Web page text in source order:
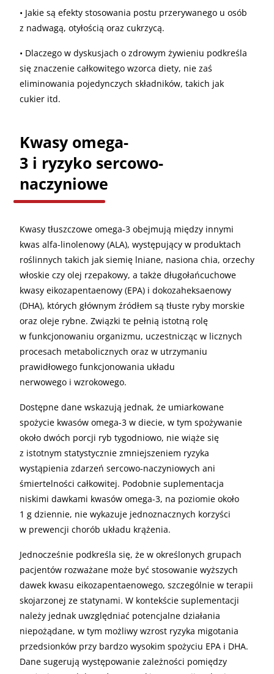
• Jakie są efekty stosowania postu przerywanego u osób
z nadwagą, otyłością oraz cukrzycą.
• Dlaczego w dyskusjach o zdrowym żywieniu podkreśla
się znaczenie całkowitego wzorca diety, nie zaś
eliminowania pojedynczych składników, takich jak
cukier itd.
Kwasy omega-
3 i ryzyko sercowo-
naczyniowe
Kwasy tłuszczowe omega-3 obejmują między innymi
kwas alfa-linolenowy (ALA), występujący w produktach
roślinnych takich jak siemię lniane, nasiona chia, orzechy
włoskie czy olej rzepakowy, a także długołańcuchowe
kwasy eikozapentaenowy (EPA) i dokozaheksaenowy
(DHA), których głównym źródłem są tłuste ryby morskie
oraz oleje rybne. Związki te pełnią istotną rolę
w funkcjonowaniu organizmu, uczestnicząc w licznych
procesach metabolicznych oraz w utrzymaniu
prawidłowego funkcjonowania układu
nerwowego i wzrokowego.
Dostępne dane wskazują jednak, że umiarkowane
spożycie kwasów omega-3 w diecie, w tym spożywanie
około dwóch porcji ryb tygodniowo, nie wiąże się
z istotnym statystycznie zmniejszeniem ryzyka
wystąpienia zdarzeń sercowo-naczyniowych ani
śmiertelności całkowitej. Podobnie suplementacja
niskimi dawkami kwasów omega-3, na poziomie około
1 g dziennie, nie wykazuje jednoznacznych korzyści
w prewencji chorób układu krążenia.
Jednocześnie podkreśla się, że w określonych grupach
pacjentów rozważane może być stosowanie wyższych
dawek kwasu eikozapentaenowego, szczególnie w terapii
skojarzonej ze statynami. W kontekście suplementacji
należy jednak uwzględniać potencjalne działania
niepożądane, w tym możliwy wzrost ryzyka migotania
przedsionków przy bardzo wysokim spożyciu EPA i DHA.
Dane sugerują występowanie zależności pomiędzy